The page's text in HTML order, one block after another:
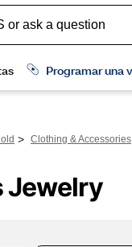
> Clothing & Accessories
Jewelry